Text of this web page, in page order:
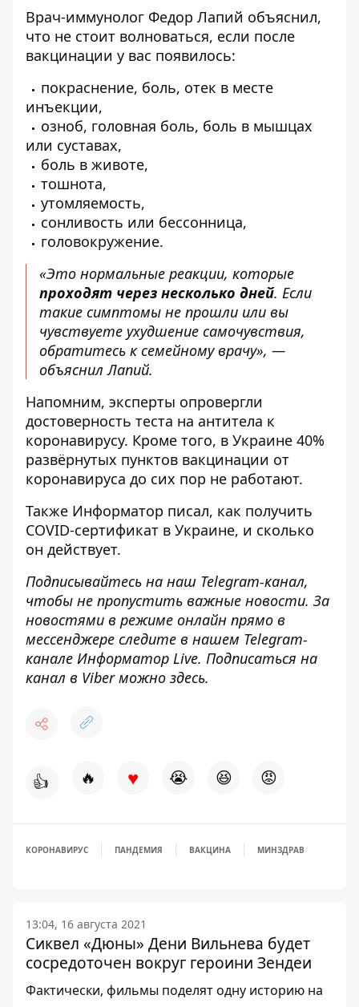
Врач-иммунолог Федор Лапий объяснил,
что не стоит волноваться, если после
вакцинации у вас появилось:
покраснение, боль, отек в месте
инъекции,
озноб, головная боль, боль в мышцах
или суставах,
боль в животе,
тошнота,
утомляемость,
сонливость или бессонница,
головокружение.
«Это нормальные реакции, которые
проходят через несколько дней. Если
такие симптомы не прошли или вы
чувствуете ухудшение самочувствия,
обратитесь к семейному врачу», —
объяснил Лапий.
Напомним, эксперты опровергли
достоверность теста на антитела к
коронавирусу. Кроме того, в Украине 40%
развёрнутых пунктов вакцинации от
коронавируса до сих пор не работают.
Также Информатор писал, как получить
COVID-сертификат в Украине, и сколько
он действует.
Подписывайтесь на наш Telegram-канал,
чтобы не пропустить важные новости. За
новостями в режиме онлайн прямо в
мессенджере следите в нашем Telegram-
канале Информатор Live. Подписаться на
канал в Viber можно здесь.
👍 🔥 ♥ 😭 😆 😡
КОРОНАВИРУС ПАНДЕМИЯ ВАКЦИНА МИНЗДРАВ
13:04, 16 августа 2021
Сиквел «Дюны» Дени Вильнева будет
сосредоточен вокруг героини Зендеи
Фактически, фильмы поделят одну историю на